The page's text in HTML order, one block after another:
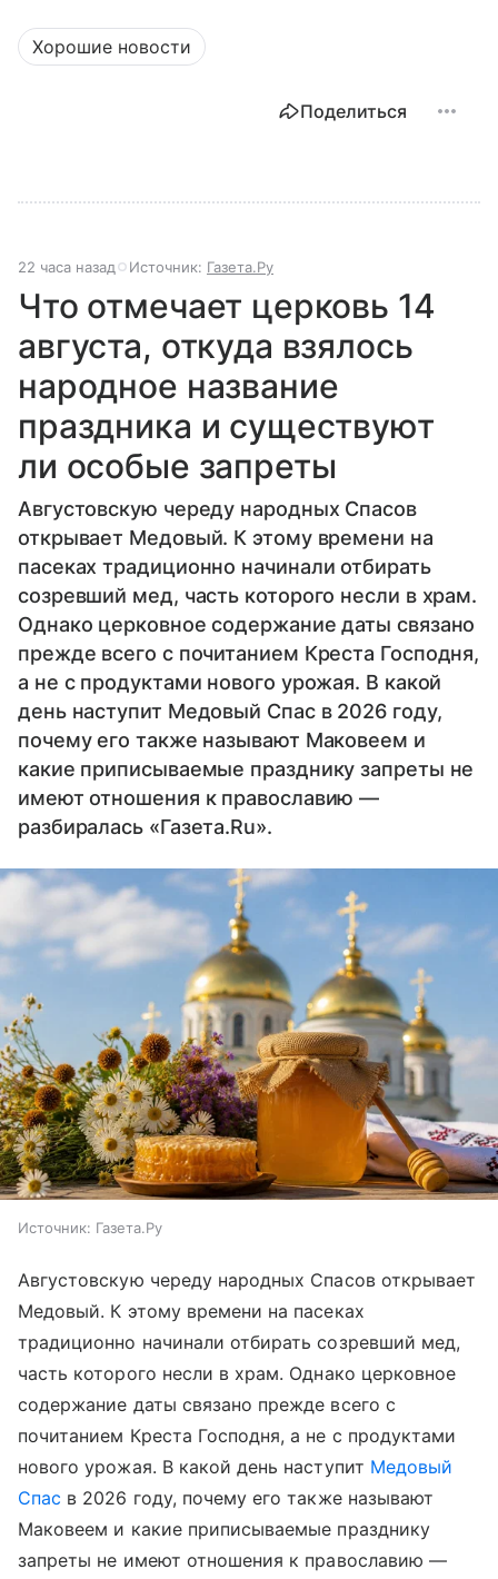
Хорошие новости
Поделиться
22 часа назад Источник: Газета.Ру
Что отмечает церковь 14
августа, откуда взялось
народное название
праздника и существуют
ли особые запреты
Августовскую череду народных Спасов
открывает Медовый. К этому времени на
пасеках традиционно начинали отбирать
созревший мед, часть которого несли в храм.
Однако церковное содержание даты связано
прежде всего с почитанием Креста Господня,
а не с продуктами нового урожая. В какой
день наступит Медовый Спас в 2026 году,
почему его также называют Маковеем и
какие приписываемые празднику запреты не
имеют отношения к православию —
разбиралась «Газета.Ru».
Источник: Газета.Ру
Августовскую череду народных Спасов открывает
Медовый. К этому времени на пасеках
традиционно начинали отбирать созревший мед,
часть которого несли в храм. Однако церковное
содержание даты связано прежде всего с
почитанием Креста Господня, а не с продуктами
нового урожая. В какой день наступит Медовый
Спас в 2026 году, почему его также называют
Маковеем и какие приписываемые празднику
запреты не имеют отношения к православию —